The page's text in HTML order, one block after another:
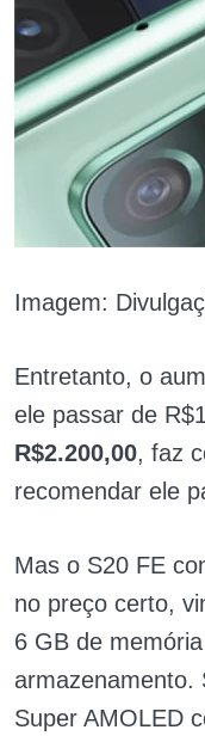
Imagem:
Entretanto, o
ele passar de
R$2.200,00, faz
recomendar ele
Mas o S20 FE
no preço certo,
6 GB de
armazenamento.
Super AMOLED